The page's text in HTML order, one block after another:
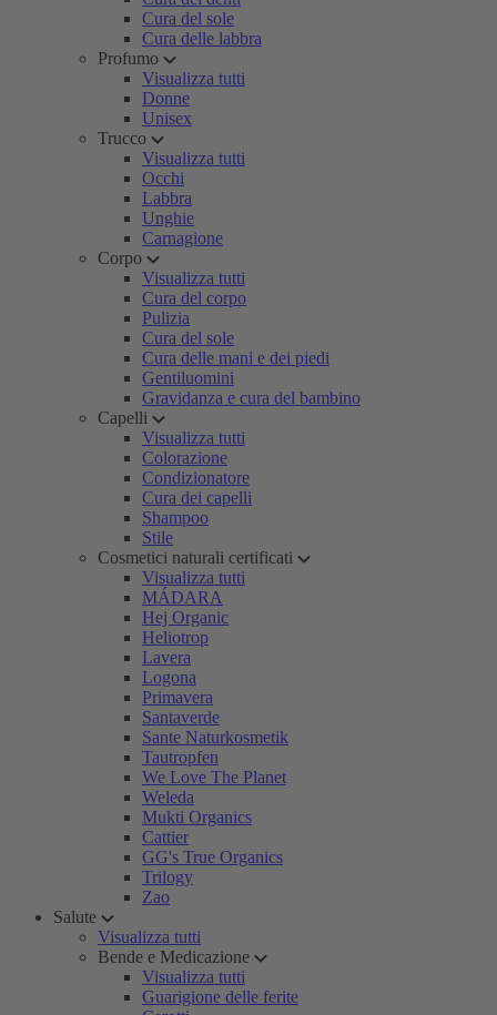
Cura del sole
Cura delle labbra
Profumo
Visualizza tutti
Donne
Unisex
Trucco
Visualizza tutti
Occhi
Labbra
Unghie
Carnagione
Corpo
Visualizza tutti
Cura del corpo
Pulizia
Cura del sole
Cura delle mani e dei piedi
Gentiluomini
Gravidanza e cura del bambino
Capelli
Visualizza tutti
Colorazione
Condizionatore
Cura dei capelli
Shampoo
Stile
Cosmetici naturali certificati
Visualizza tutti
MÁDARA
Hej Organic
Heliotrop
Lavera
Logona
Primavera
Santaverde
Sante Naturkosmetik
Tautropfen
We Love The Planet
Weleda
Mukti Organics
Cattier
GG's True Organics
Trilogy
Zao
Salute
Visualizza tutti
Bende e Medicazione
Visualizza tutti
Guarigione delle ferite